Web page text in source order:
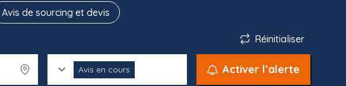
Avis de sourcing et devis
Réinitialiser
Avis en cours Activer l’alerte